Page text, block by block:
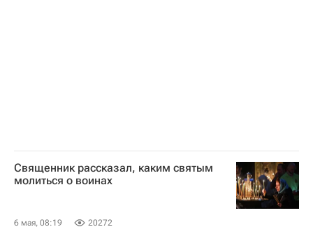
Священник рассказал, каким святым
молиться о воинах
6 мая, 08:19 20272